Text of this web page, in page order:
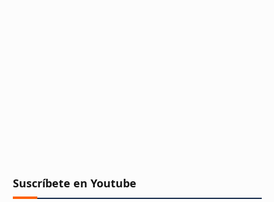
Suscríbete en Youtube